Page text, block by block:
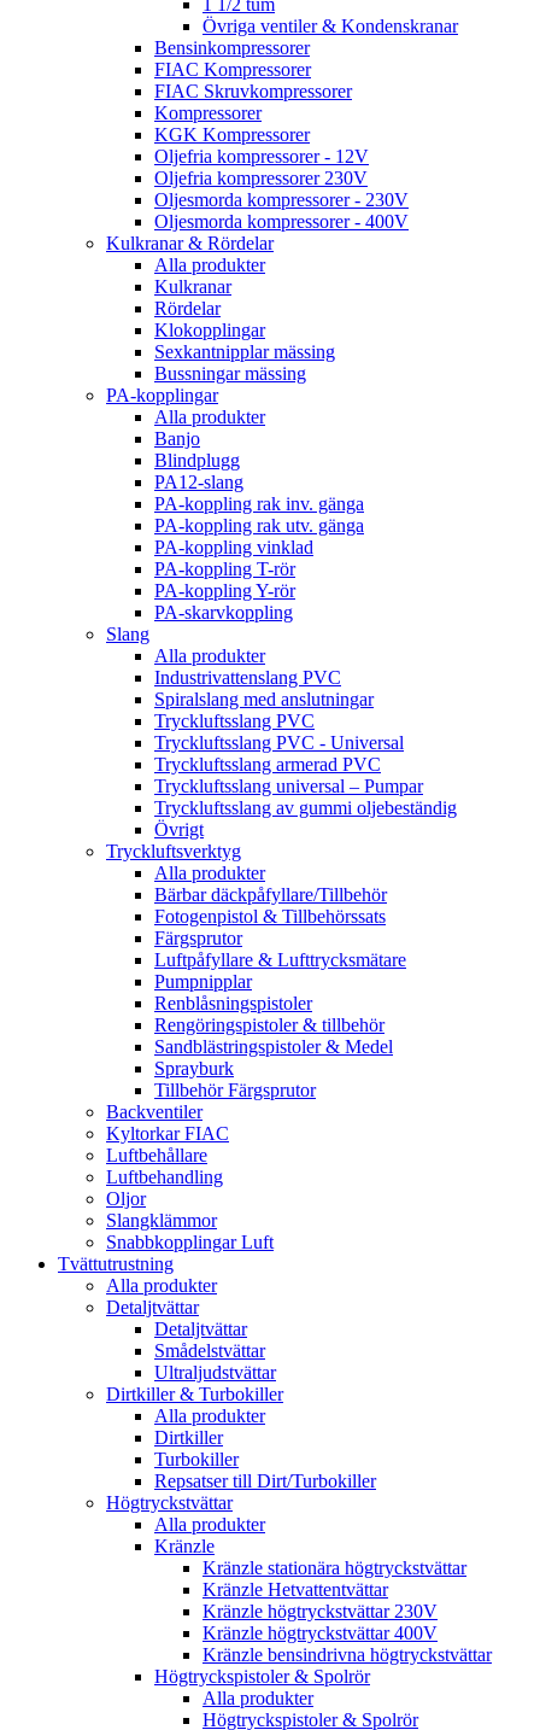
1 1/2 tum
Övriga ventiler & Kondenskranar
Bensinkompressorer
FIAC Kompressorer
FIAC Skruvkompressorer
Kompressorer
KGK Kompressorer
Oljefria kompressorer - 12V
Oljefria kompressorer 230V
Oljesmorda kompressorer - 230V
Oljesmorda kompressorer - 400V
Kulkranar & Rördelar
Alla produkter
Kulkranar
Rördelar
Klokopplingar
Sexkantnipplar mässing
Bussningar mässing
PA-kopplingar
Alla produkter
Banjo
Blindplugg
PA12-slang
PA-koppling rak inv. gänga
PA-koppling rak utv. gänga
PA-koppling vinklad
PA-koppling T-rör
PA-koppling Y-rör
PA-skarvkoppling
Slang
Alla produkter
Industrivattenslang PVC
Spiralslang med anslutningar
Tryckluftsslang PVC
Tryckluftsslang PVC - Universal
Tryckluftsslang armerad PVC
Tryckluftsslang universal – Pumpar
Tryckluftsslang av gummi oljebeständig
Övrigt
Tryckluftsverktyg
Alla produkter
Bärbar däckpåfyllare/Tillbehör
Fotogenpistol & Tillbehörssats
Färgsprutor
Luftpåfyllare & Lufttrycksmätare
Pumpnipplar
Renblåsningspistoler
Rengöringspistoler & tillbehör
Sandblästringspistoler & Medel
Sprayburk
Tillbehör Färgsprutor
Backventiler
Kyltorkar FIAC
Luftbehållare
Luftbehandling
Oljor
Slangklämmor
Snabbkopplingar Luft
Tvättutrustning
Alla produkter
Detaljtvättar
Detaljtvättar
Smådelstvättar
Ultraljudstvättar
Dirtkiller & Turbokiller
Alla produkter
Dirtkiller
Turbokiller
Repsatser till Dirt/Turbokiller
Högtryckstvättar
Alla produkter
Kränzle
Kränzle stationära högtryckstvättar
Kränzle Hetvattentvättar
Kränzle högtryckstvättar 230V
Kränzle högtryckstvättar 400V
Kränzle bensindrivna högtryckstvättar
Högtryckspistoler & Spolrör
Alla produkter
Högtryckspistoler & Spolrör